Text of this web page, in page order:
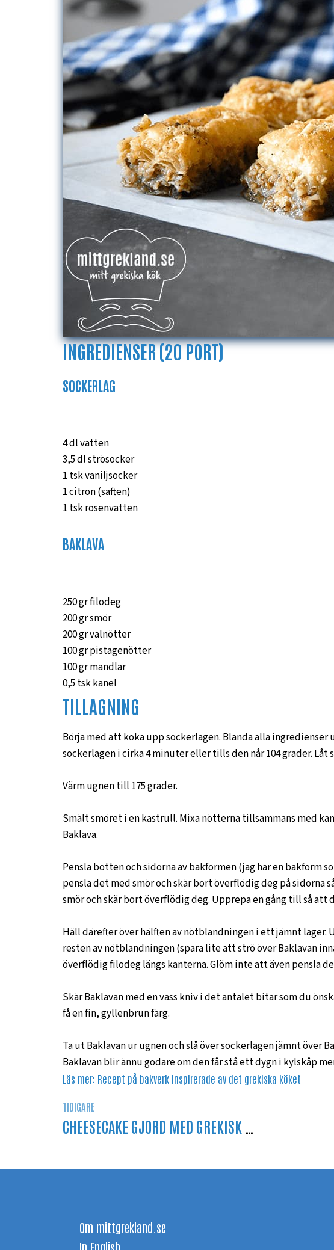
INGREDIENSER (20 PORT)
SOCKERLAG
4 dl vatten
3,5 dl strösocker
1 tsk vaniljsocker
1 citron (saften)
1 tsk rosenvatten
BAKLAVA
250 gr filodeg
200 gr smör
200 gr valnötter
100 gr pistagenötter
100 gr mandlar
0,5 tsk kanel
TILLAGNING
Börja med att koka upp sockerlagen. Blanda alla
sockerlagen i cirka 4 minuter eller tills den når 104 grader.
Värm ugnen till 175 grader.
Smält smöret i en kastrull. Mixa nötterna tillsammans med
Baklava.
Pensla botten och sidorna av bakformen (jag har en bakform
pensla det med smör och skär bort överflödig deg på
smör och skär bort överflödig deg. Upprepa en gång till så
Häll därefter över hälften av nötblandningen i ett jämnt
resten av nötblandningen (spara lite att strö över Baklavan
överflödig filodeg längs kanterna. Glöm inte att även pensla
Skär Baklavan med en vass kniv i det antalet bitar som du
få en fin, gyllenbrun färg.
Ta ut Baklavan ur ugnen och slå över sockerlagen jämnt över
Baklavan blir ännu godare om den får stå ett dygn i kylskåp
Läs mer: Recept på bakverk inspirerade av det grekiska köket
TIDIGARE
Om mittgrekland.se